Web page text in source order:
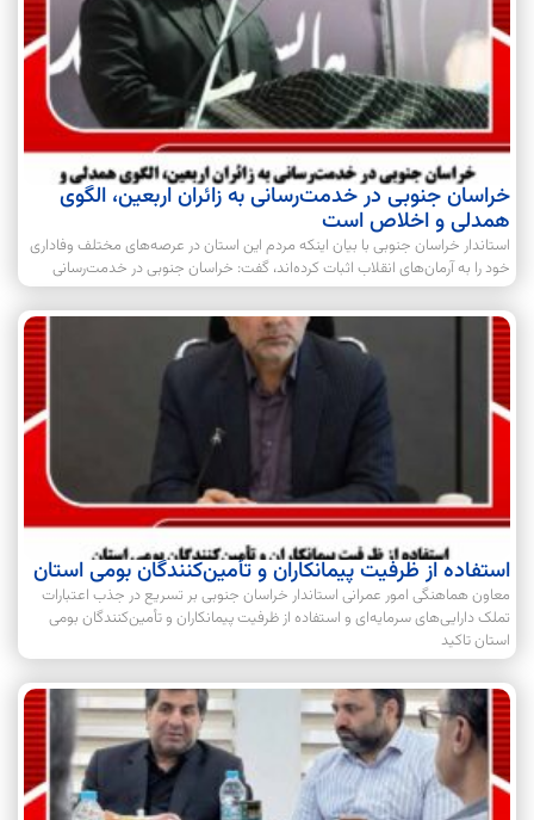
خراسان جنوبی در خدمت‌رسانی به زائران اربعین، الگوی
همدلی و اخلاص است
استاندار خراسان جنوبی با بیان اینکه مردم این استان در عرصه‌های مختلف وفاداری
خود را به آرمان‌های انقلاب اثبات کرده‌اند، گفت: خراسان جنوبی در خدمت‌رسانی
استفاده از ظرفیت پیمانکاران و تأمین‌کنندگان بومی استان
معاون هماهنگی امور عمرانی استاندار خراسان جنوبی بر تسریع در جذب اعتبارات
تملک دارایی‌های سرمایه‌ای و استفاده از ظرفیت پیمانکاران و تأمین‌کنندگان بومی
استان تاکید